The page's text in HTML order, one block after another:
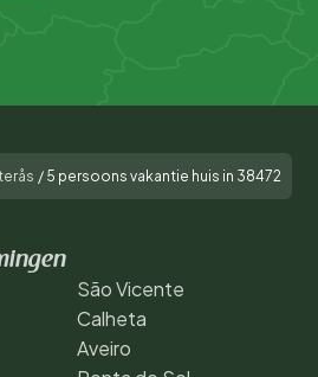
/ 5 persoons vakantie huis in 38472
São Vicente
Calheta
Aveiro